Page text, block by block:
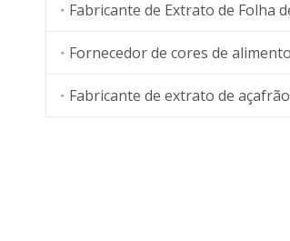
Fabricante de extrato de açafrão